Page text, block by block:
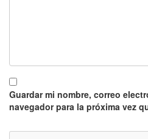
Guardar mi nombre, correo
navegador para la próxima vez